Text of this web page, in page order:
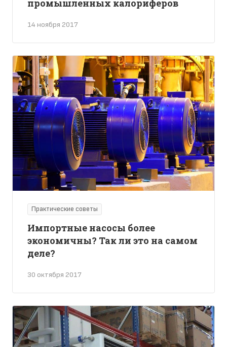
14 ноября 2017
промышленных калориферов
Практические советы
30 октября 2017
Импортные насосы более
экономичны? Так ли это на самом
деле?